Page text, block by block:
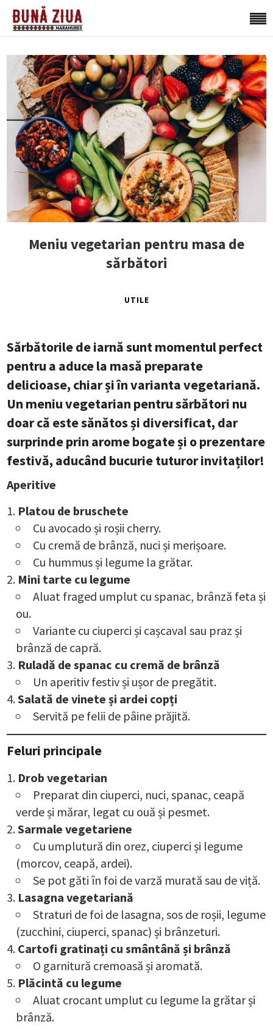
Meniu vegetarian pentru masa de
sărbători
UTILE
Sărbătorile de iarnă sunt momentul perfect
pentru a aduce la masă preparate
delicioase, chiar și în varianta vegetariană.
Un meniu vegetarian pentru sărbători nu
doar că este sănătos și diversificat, dar
surprinde prin arome bogate și o prezentare
festivă, aducând bucurie tuturor invitaților!
Aperitive
Platou de bruschete
Cu avocado și roșii cherry.
Cu cremă de brânză, nuci și merișoare.
Cu hummus și legume la grătar.
Mini tarte cu legume
Aluat fraged umplut cu spanac, brânză feta și
ou.
Variante cu ciuperci și cașcaval sau praz și
brânză de capră.
Ruladă de spanac cu cremă de brânză
Un aperitiv festiv și ușor de pregătit.
Salată de vinete și ardei copți
Servită pe felii de pâine prăjită.
Feluri principale
Drob vegetarian
Preparat din ciuperci, nuci, spanac, ceapă
verde și mărar, legat cu ouă și pesmet.
Sarmale vegetariene
Cu umplutură din orez, ciuperci și legume
(morcov, ceapă, ardei).
Se pot găti în foi de varză murată sau de viță.
Lasagna vegetariană
Straturi de foi de lasagna, sos de roșii, legume
(zucchini, ciuperci, spanac) și brânzeturi.
Cartofi gratinați cu smântână și brânză
O garnitură cremoasă și aromată.
Plăcintă cu legume
Aluat crocant umplut cu legume la grătar și
brânză.